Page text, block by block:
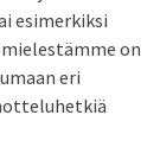
esimerkiksi
on
eri